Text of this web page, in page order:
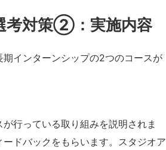
考対策②：実施内容
インターンシップの2つのコースが
行っている取り組みを説明されま
ドバックをもらいます。スタジオア